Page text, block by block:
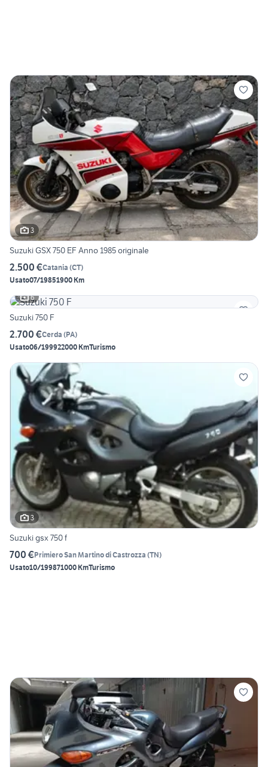
3
Suzuki GSX 750 EF Anno 1985 originale
2.500 €Catania (CT)
Usato07/19851900 Km
6
Suzuki 750 F
2.700 €Cerda (PA)
Usato06/199922000 KmTurismo
3
Suzuki gsx 750 f
700 €Primiero San Martino di Castrozza (TN)
Usato10/199871000 KmTurismo